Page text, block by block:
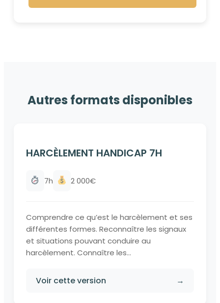
Autres formats disponibles
HARCÈLEMENT HANDICAP 7H
7h 2 000€
Comprendre ce qu’est le harcèlement et ses
différentes formes. Reconnaître les signaux
et situations pouvant conduire au
harcèlement. Connaître les...
Voir cette version →